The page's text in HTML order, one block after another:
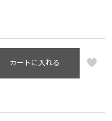
カートに入れる